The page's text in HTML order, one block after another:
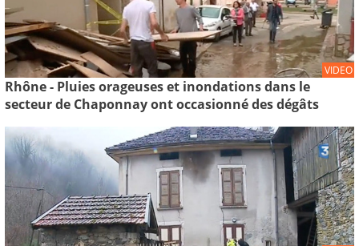
VIDEO
Rhône - Pluies orageuses et inondations dans le
secteur de Chaponnay ont occasionné des dégâts